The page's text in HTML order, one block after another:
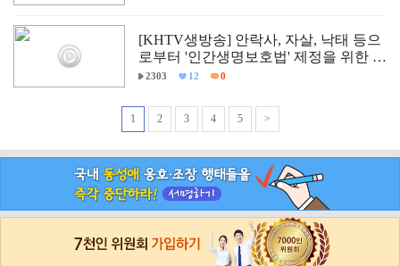
[KHTV생방송] 안락사, 자살, 낙태 등으
로부터 '인간생명보호법' 제정을 위한 국
회 학술세미나
2303 12 0
1 2 3 4 5 >